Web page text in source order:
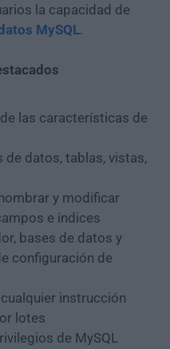
la capacidad de
MySQL.
las características de
de datos, tablas, vistas,
y modificar
e índices
bases de datos y
configuración de
instrucción
lotes
de MySQL